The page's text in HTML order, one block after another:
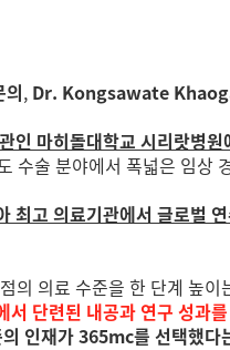
, Dr. Kongsawate
인 마히돌대학교 시리랏병
수술 분야에서 폭넓은 임상
최고 의료기관에서 글로벌
의료 수준을 한 단계 높이
서 단련된 내공과 연구 성과
인재가 365mc를 선택했다